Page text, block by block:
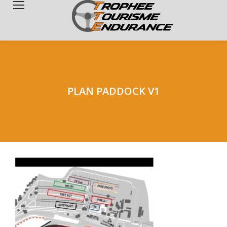
PLAN PADDOCK V1